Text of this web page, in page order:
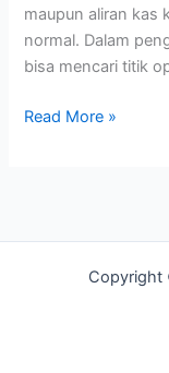
maupun aliran kas
normal. Dalam
bisa mencari titik
Read More »
Copyright